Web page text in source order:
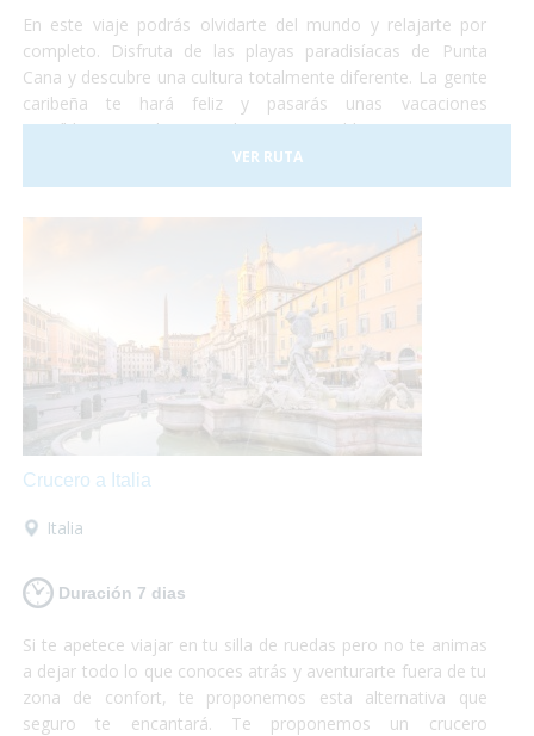
En este viaje podrás olvidarte del mundo y relajarte por
completo. Disfruta de las playas paradisíacas de Punta
Cana y descubre una cultura totalmente diferente. La gente
caribeña te hará feliz y pasarás unas vacaciones
increíbles en un lugar totalmente accesible para personas
con discapacidad. ¡Sólo deberás preocuparte por disfrutar!
VER RUTA
Crucero a Italia
Italia
Duración 7 dias
Si te apetece viajar en tu silla de ruedas pero no te animas
a dejar todo lo que conoces atrás y aventurarte fuera de tu
zona de confort, te proponemos esta alternativa que
seguro te encantará. Te proponemos un crucero